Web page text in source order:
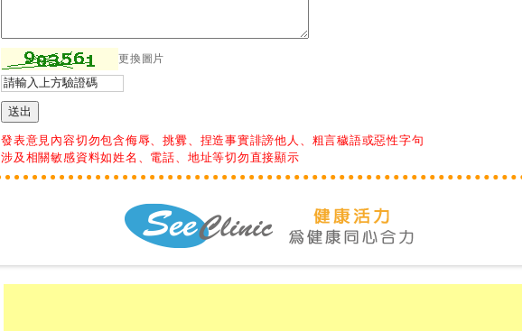
更換圖片
發表意見內容切勿包含侮辱、挑釁、捏造事實誹謗他人、粗言穢語或惡性字句
涉及相關敏感資料如姓名、電話、地址等切勿直接顯示